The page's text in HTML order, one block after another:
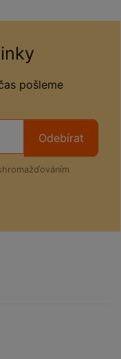
pošleme
Odebírat